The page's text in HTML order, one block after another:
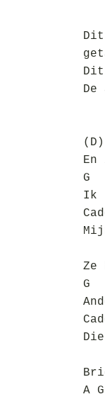
Dit
(D)
G
Ik
Ze
G
A